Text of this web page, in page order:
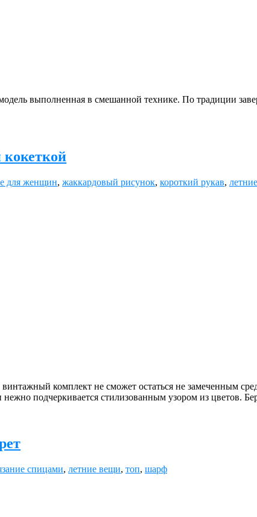
выполненная в смешанной технике. По традиции
кокеткой
для женщин, жаккардовый рисунок, короткий рукав,
комплект не сможет остаться не замеченным
подчеркивается стилизованным узором из цветов.
спицами, летние вещи, топ, шарф